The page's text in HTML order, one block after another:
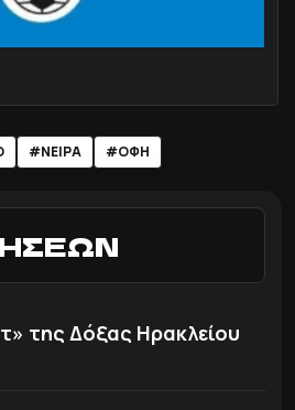
#ΝΕΙΡΑ #ΟΦΗ
της Δόξας Ηρακλείου